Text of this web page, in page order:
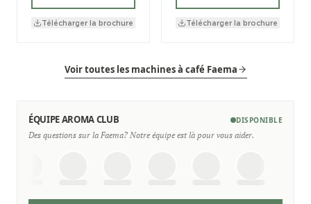
Télécharger la brochure Télécharger la brochure
Voir toutes les machines à café Faema
ÉQUIPE AROMA CLUB DISPONIBLE
Des questions sur la Faema? Notre équipe est là pour vous aider.